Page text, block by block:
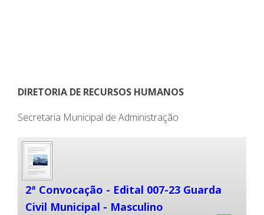
DIRETORIA DE RECURSOS HUMANOS
Secretaria Municipal de Administração
2ª Convocação - Edital 007-23 Guarda
Civil Municipal - Masculino